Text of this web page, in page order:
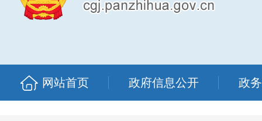
网站首页 政府信息公开 政